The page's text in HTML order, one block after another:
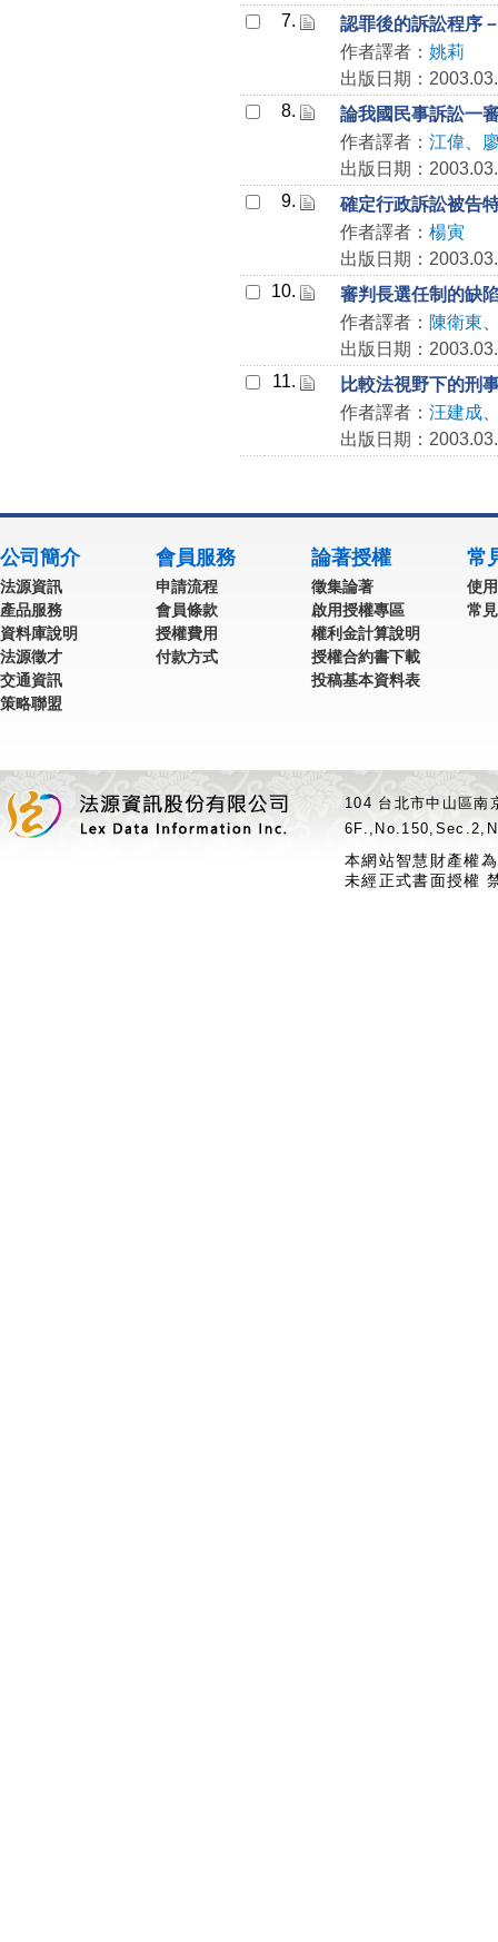
7.
認罪後的訴訟程序
作者譯者： 姚莉
出版日期：
8.
論我國民事訴訟一
作者譯者： 江偉、
出版日期：
9.
確定行政訴訟被告
作者譯者： 楊寅
出版日期：
10.
審判長選任制的缺
作者譯者： 陳衛東
出版日期：
11.
比較法視野下的刑
作者譯者： 汪建成
出版日期：
公司簡介
法源資訊
產品服務
資料庫說明
法源徵才
交通資訊
策略聯盟
會員服務
申請流程
會員條款
授權費用
付款方式
論著授權
徵集論著
啟用授權專區
權利金計算說明
授權合約書下載
投稿基本資料表
常
使
常
104 台北市中山區
本網站智慧財產權
未經正式書面授權